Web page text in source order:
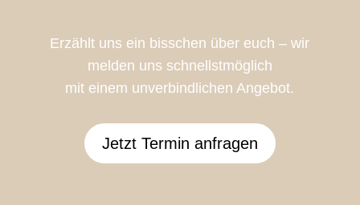
Erzählt uns ein bisschen über euch – wir
melden uns schnellstmöglich
mit einem unverbindlichen Angebot.
Jetzt Termin anfragen